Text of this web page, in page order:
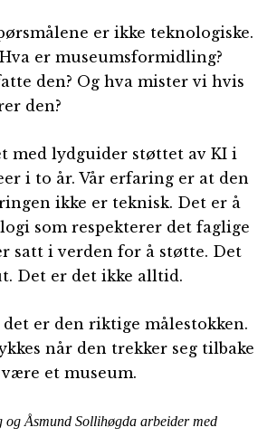
er ikke teknologiske.
er museumsformidling?
den? Og hva mister vi hvis
den?
med lydguider støttet av KI i
i to år. Vår erfaring er at den
ikke er teknisk. Det er å
som respekterer det faglige
satt i verden for å støtte. Det
Det er det ikke alltid.
er den riktige målestokken.
når den trekker seg tilbake
et museum.
Åsmund Sollihøgda arbeider med